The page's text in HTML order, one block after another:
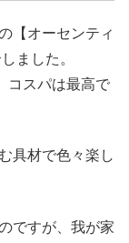
【オーセンティ
ました。
コスパは最高で
具材で色々楽し
ですが、我が家